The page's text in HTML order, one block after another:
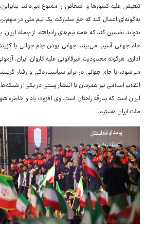
تبعیض علیه کشورها و اشخاص را ممنوع می‌داند.
به‌گونه‌ای اعمال کند که حق مشارکت یک تیم ملی در
نتواند تضمین کند که همه تیم‌های راه‌یافته، از جمله
جام جهانی آسیب می‌بیند. جهانی بودن جام جهانی با
اداری. هرگونه محدودیت غیرقانونی علیه کاروان
می‌شود، یا جام جهانی در برابر سیاست‌زدگی و رفتار
انقلاب اسلامی نیز همزمان با انتشار پستی در یکی از
ایران است که بدرقه راهتان است. وی افزود: یاد و خاطره
ملت ایران هستیم.